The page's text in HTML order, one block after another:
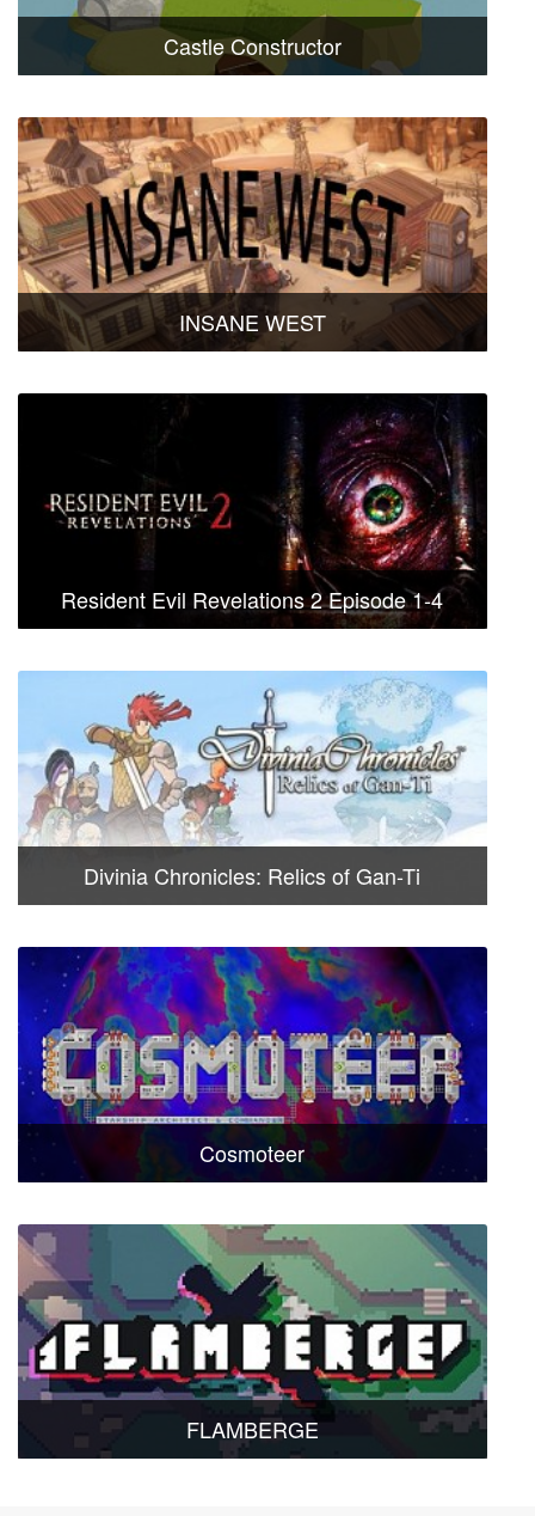
Castle Constructor
INSANE WEST
Resident Evil Revelations 2 Episode 1-4
Divinia Chronicles: Relics of Gan-Ti
Cosmoteer
FLAMBERGE